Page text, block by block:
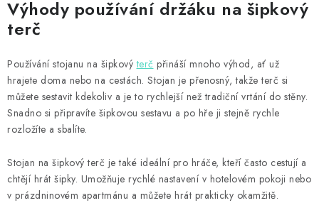
Výhody používání držáku na šipkový
terč
Používání stojanu na šipkovýterč přináší mnoho výhod, ať už
hrajete doma nebo na cestách. Stojan je přenosný, takže terč si
můžete sestavit kdekoliv a je to rychlejší než tradiční vrtání do stěny.
Snadno si připravíte šipkovou sestavu a po hře ji stejně rychle
rozložíte a sbalíte.
Stojan na šipkový terč je také ideální pro hráče, kteří často cestují a
chtějí hrát šipky. Umožňuje rychlé nastavení v hotelovém pokoji nebo
v prázdninovém apartmánu a můžete hrát prakticky okamžitě.